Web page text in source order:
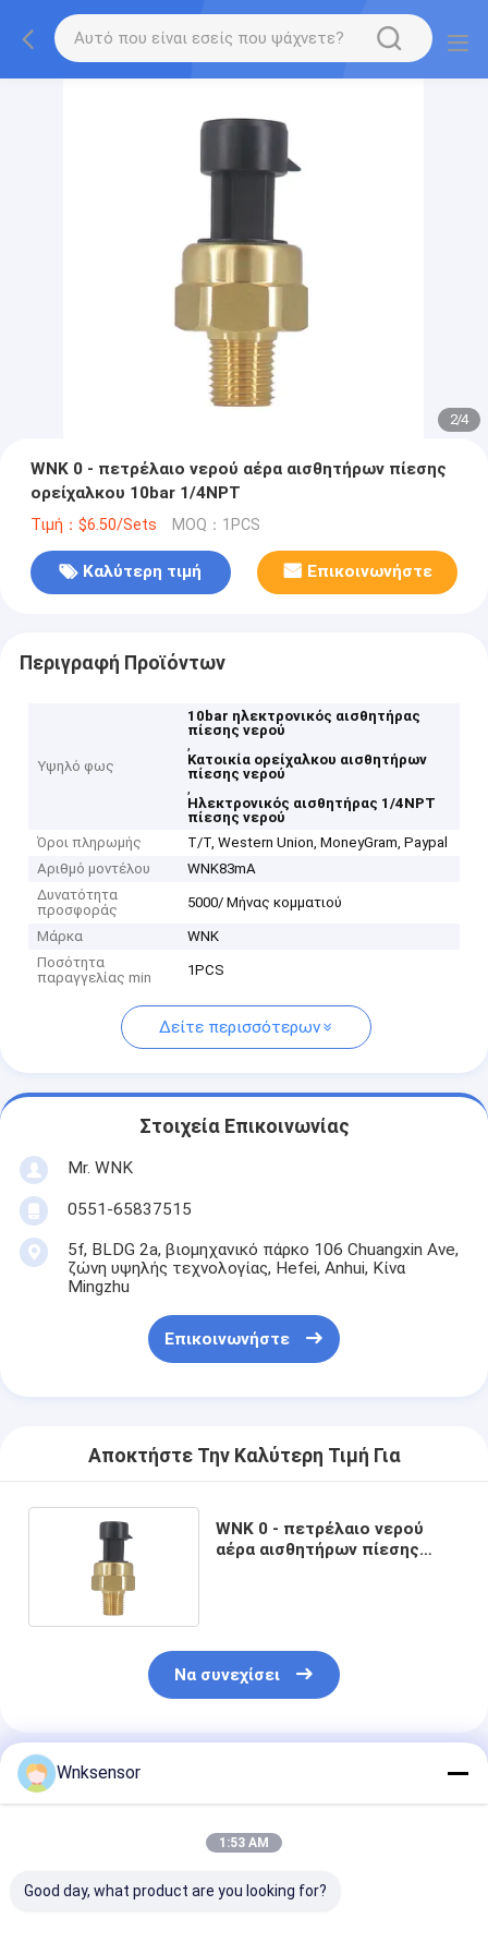
2/4
WNK 0 - πετρέλαιο νερού αέρα αισθητήρων πίεσης
ορείχαλκου 10bar 1/4NPT
Τιμή：$6.50/Sets MOQ：1PCS
Καλύτερη τιμή Επικοινωνήστε
Περιγραφή Προϊόντων
Υψηλό φως
10bar ηλεκτρονικός αισθητήρας
πίεσης νερού
,
Κατοικία ορείχαλκου αισθητήρων
πίεσης νερού
,
Ηλεκτρονικός αισθητήρας 1/4NPT
πίεσης νερού
Όροι πληρωμής
T/T, Western Union, MoneyGram, Paypal
Αριθμό μοντέλου
WNK83mA
Δυνατότητα
προσφοράς
5000/ Μήνας κομματιού
Μάρκα
WNK
Ποσότητα
παραγγελίας min
1PCS
Δείτε περισσότερων
Στοιχεία Επικοινωνίας
Mr. WNK
0551-65837515
5f, BLDG 2a, βιομηχανικό πάρκο 106 Chuangxin Ave,
ζώνη υψηλής τεχνολογίας, Hefei, Anhui, Κίνα
Mingzhu
Επικοινωνήστε
Αποκτήστε Την Καλύτερη Τιμή Για
WNK 0 - πετρέλαιο νερού
αέρα αισθητήρων πίεσης
Να συνεχίσει
Συνιστώμενα Προϊόντα
Wnksensor
1:53 AM
Good day, what product are you looking for?